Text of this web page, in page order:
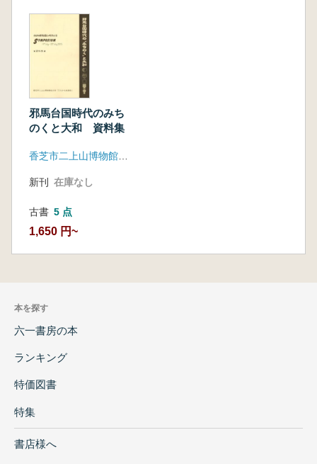
邪馬台国時代のみち
のくと大和 資料集
新刊 在庫なし
古書 5 点
1,650 円~
本を探す
六一書房の本
ランキング
特価図書
特集
書店様へ